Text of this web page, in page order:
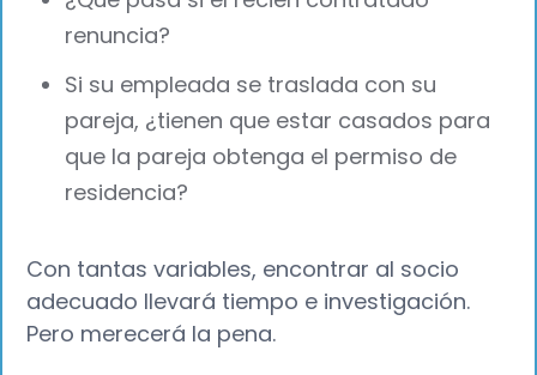
renuncia?
Si su empleada se traslada con su
pareja, ¿tienen que estar casados para
que la pareja obtenga el permiso de
residencia?
Con tantas variables, encontrar al socio
adecuado llevará tiempo e investigación.
Pero merecerá la pena.